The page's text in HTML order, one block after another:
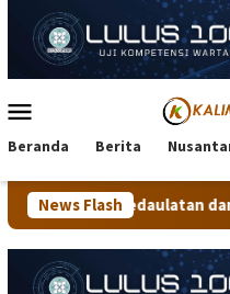
konten
Mobile
Beranda Berita
News Flash
dan Masa Depan Anak